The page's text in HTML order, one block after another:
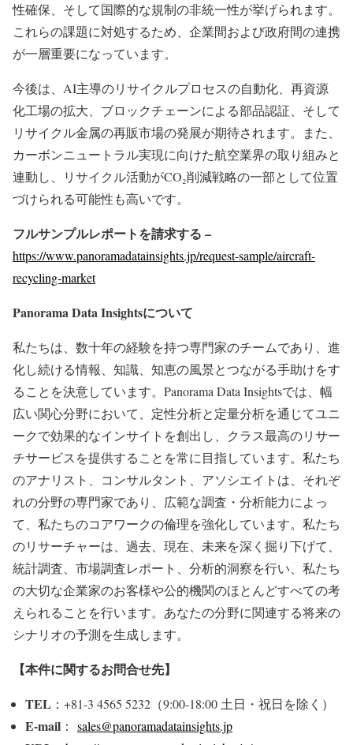
性確保、そして国際的な規制の非統一性が挙げられます。
これらの課題に対処するため、企業間および政府間の連携
が一層重要になっています。
今後は、AI主導のリサイクルプロセスの自動化、再資源
化工場の拡大、ブロックチェーンによる部品認証、そして
リサイクル金属の再販市場の発展が期待されます。また、
カーボンニュートラル実現に向けた航空業界の取り組みと
連動し、リサイクル活動がCO₂削減戦略の一部として位置
づけられる可能性も高いです。
フルサンプルレポートを請求する –
https://www.panoramadatainsights.jp/request-sample/aircraft-
recycling-market
Panorama Data Insightsについて
私たちは、数十年の経験を持つ専門家のチームであり、進
化し続ける情報、知識、知恵の風景とつながる手助けをす
ることを決意しています。Panorama Data Insightsでは、幅
広い関心分野において、定性分析と定量分析を通じてユニ
ークで効果的なインサイトを創出し、クラス最高のリサー
チサービスを提供することを常に目指しています。私たち
のアナリスト、コンサルタント、アソシエイトは、それぞ
れの分野の専門家であり、広範な調査・分析能力によっ
て、私たちのコアワークの倫理を強化しています。私たち
のリサーチャーは、過去、現在、未来を深く掘り下げて、
統計調査、市場調査レポート、分析的洞察を行い、私たち
の大切な企業家のお客様や公的機関のほとんどすべての考
えられることを行います。あなたの分野に関連する将来の
シナリオの予測を生成します。
【本件に関するお問合せ先】
TEL ：+81-3 4565 5232（9:00-18:00 土日・祝日を除く）
E-mail ： sales@panoramadatainsights.jp